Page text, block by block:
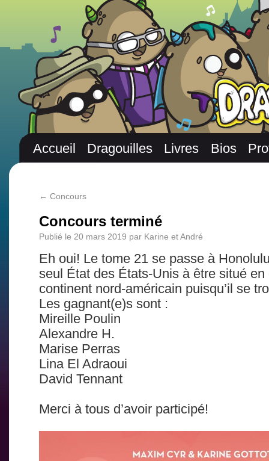
Accueil Dragouilles Livres Bios
← Concours
Concours terminé
Publié le 20 mars 2019 par Karine et André
Eh oui! Le tome 21 se passe à
seul État des États-Unis à être situé en
continent nord-américain puisqu’il se
Les gagnant(e)s sont :
Mireille Poulin
Alexandre H.
Marise Perras
Lina El Adraoui
David Tennant
Merci à tous d’avoir participé!